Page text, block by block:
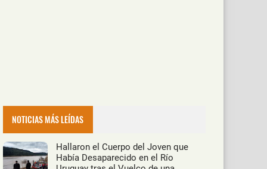
NOTICIAS MÁS LEÍDAS
Hallaron el Cuerpo del Joven que
Había Desaparecido en el Río